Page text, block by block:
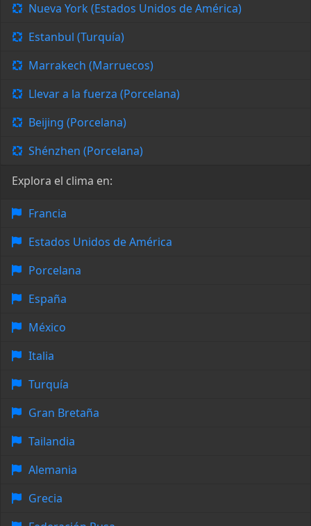
Nueva York (Estados Unidos de América)
Estanbul (Turquía)
Marrakech (Marruecos)
Llevar a la fuerza (Porcelana)
Beijing (Porcelana)
Shénzhen (Porcelana)
Explora el clima en:
Francia
Estados Unidos de América
Porcelana
España
México
Italia
Turquía
Gran Bretaña
Tailandia
Alemania
Grecia